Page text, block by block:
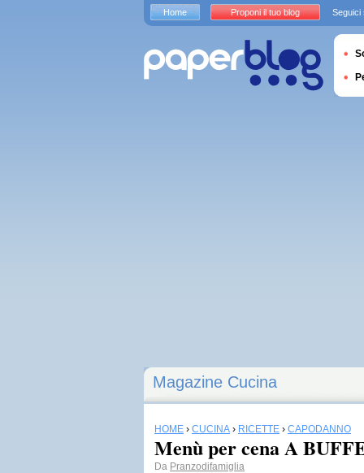
Magazine Cucina
HOME › CUCINA › RICETTE › CAPODANNO
Menù per cena A
Da Pranzodifamiglia
Home Proponi il tuo blog Seguici